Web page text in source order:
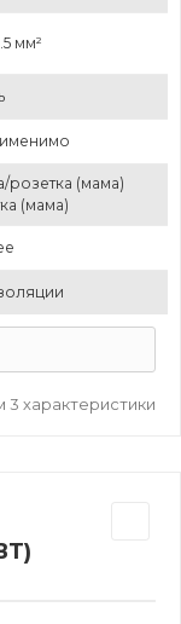
мм²
розетка (мама)
(мама)
характеристики